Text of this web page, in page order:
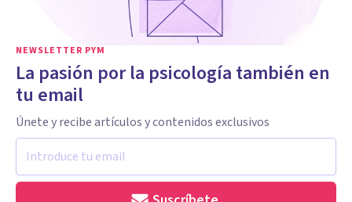
NEWSLETTER PYM
La pasión por la psicología también en
tu email
Únete y recibe artículos y contenidos exclusivos